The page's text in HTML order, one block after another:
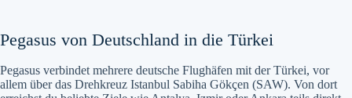
Pegasus von Deutschland in die Türkei
Pegasus verbindet mehrere deutsche Flughäfen mit der Türkei, vor
allem über das Drehkreuz Istanbul Sabiha Gökçen (SAW). Von dort